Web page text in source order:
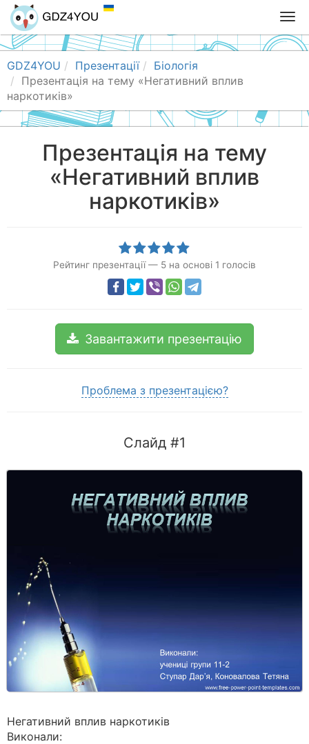
T
o
g
n
a
GDZ4YOU Презентації
Біологія
Презентація на тему «Негативний вплив
наркотиків»
Презентація на тему
«Негативний вплив
наркотиків»
Рейтинг презентації — 5 на основі 1 голосів
Завантажити презентацію
Проблема з презентацією?
Слайд #1
Негативний вплив наркотиків
Виконали: